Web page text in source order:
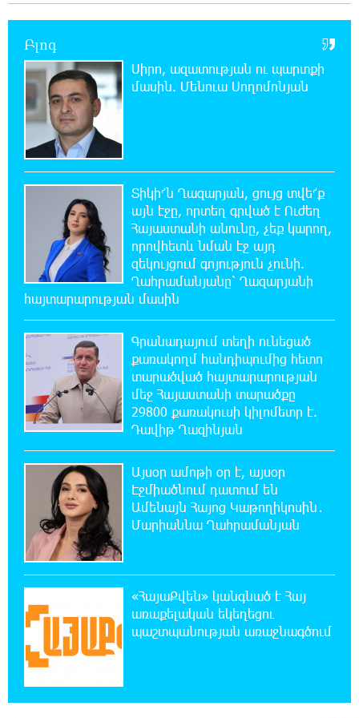
դատում են Ամենայն Հայոց Կաթողիկոսին․
Մարիաննա Ղահրամանյան
10:44:42 7-08-2026
եկեղեցու պաշտպանության առաջնագծում
10:40:33 7-08-2026
«ՀայաՔվե»-ն խստորեն դատապարտում է
Գարեգին Բ-ի և եպիսկոպոսների նկատմամբ
քրեական հետապնդումը
9:30:39 7-08-2026
Այսօր «Համահայկական ճակատ»
զորքերի սպա Արսեն Վարդանյանի ծննդյան տարեդարձն է
0:50:31 7-08-2026
Օգոստոսի 7-ին, 10-ին, 11-ին, 12-ին և 13-ին
գազ չի լինելու․ հասցեներ
0:30:31 7-08-2026
Հնդկաստանի հյուսիս-արևելքում տեղի
ունեցած ջրհեղեղների հետևանքով զոհերի
թիվը հասել է 97-ի
0:10:04 7-08-2026
Օգոստոսի 7-ին ժամանակավորապես
կդադարեցվի մի շարք հասցեների
էլեկտրամատակարարում
23:50:00 6-08-2026
«Ռեալի» հետ․ պաշտոնական
Բլոգ
Սիրո, ազատության ու պարտքի
մասին. Մենուա Սողոմոնյան
Տիկի՜ն Ղազարյան, ցույց տվե՜ք
այն էջը, որտեղ գրված է Ուժեղ
Հայաստանի անունը, չեք կարող,
որովհետև նման էջ այդ
զեկույցում գոյություն չունի.
Ղահրամանյանը՝ Ղազարյանի
հայտարարության մասին
Գրանադայում տեղի ունեցած
քառակողմ հանդիպումից հետո
տարածված հայտարարության
մեջ Հայաստանի տարածքը
29800 քառակուսի կիլոմետր է.
Դավիթ Ղազինյան
Այսօր ամոթի օր է, այսօր
Էջմիածնում դատում են
Ամենայն Հայոց Կաթողիկոսին․
Մարիաննա Ղահրամանյան
«ՀայաՔվեն» կանգնած է Հայ
առաքելական եկեղեցու
պաշտպանության առաջնագծում